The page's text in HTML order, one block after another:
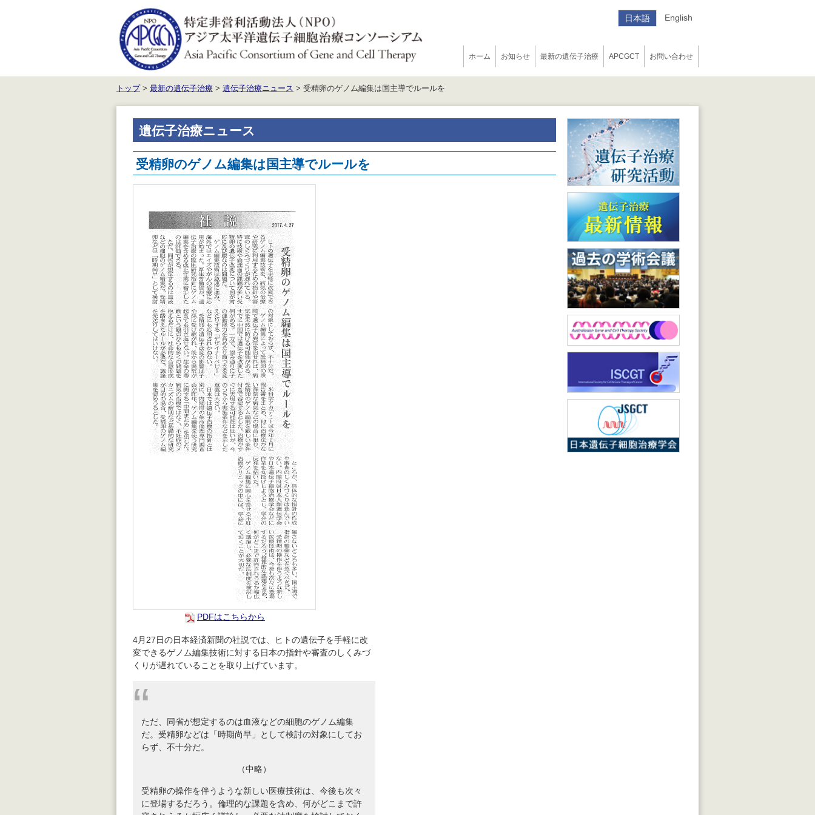
English
日本語
ホーム お知らせ 最新の遺伝子治療 APCGCT お問い合わせ
トップ> 最新の遺伝子治療 > 遺伝子治療ニュース > 受精卵のゲノム編集は国主導でルールを
遺伝子治療ニュース
受精卵のゲノム編集は国主導でルールを
PDFはこちらから
4月27日の日本経済新聞の社説では、ヒトの遺伝子を手軽に改
変できるゲノム編集技術に対する日本の指針や審査のしくみづ
くりが遅れていることを取り上げています。
ただ、同省が想定するのは血液などの細胞のゲノム編集
だ。受精卵などは「時期尚早」として検討の対象にしてお
らず、不十分だ。
（中略）
受精卵の操作を伴うような新しい医療技術は、今後も次々
に登場するだろう。倫理的な課題を含め、何がどこまで許